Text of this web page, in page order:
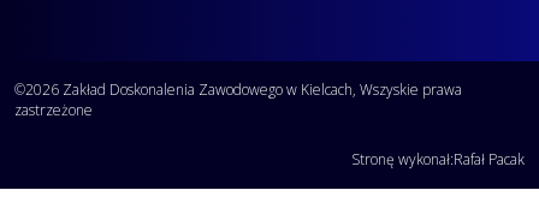
©2026 Zakład Doskonalenia Zawodowego w Kielcach, Wszyskie prawa
zastrzeżone
Stronę wykonał:Rafał Pacak